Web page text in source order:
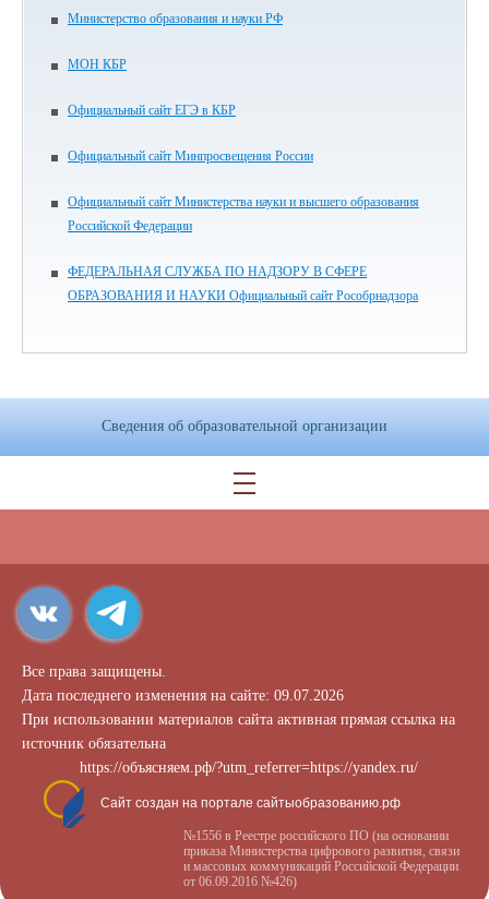
Министерство образования и науки РФ
МОН КБР
Официальный сайт ЕГЭ в КБР
Официальный сайт Минпросвещения России
Официальный сайт Министерства науки и высшего образования
Российской Федерации
ФЕДЕРАЛЬНАЯ СЛУЖБА ПО НАДЗОРУ В СФЕРЕ
ОБРАЗОВАНИЯ И НАУКИ Официальный сайт Рособрнадзора
Сведения об образовательной организации
Все права защищены.
Дата последнего изменения на сайте: 09.07.2026
При использовании материалов сайта активная прямая ссылка на
источник обязательна
https://объясняем.рф/?utm_referrer=https://yandex.ru/
Сайт создан на портале сайтыобразованию.рф
№1556 в Реестре российского ПО (на основании
приказа Министерства цифрового развития, связи
и массовых коммуникаций Российской Федерации
от 06.09.2016 №426)